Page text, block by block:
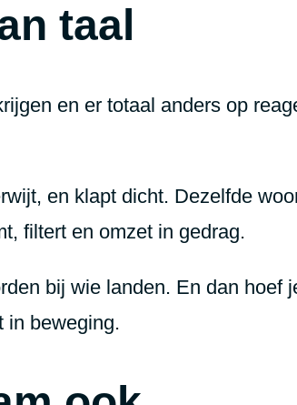
taal
en er totaal anders op
en klapt dicht. Dezelfde
filtert en omzet in gedrag.
bij wie landen. En dan hoef
in beweging.